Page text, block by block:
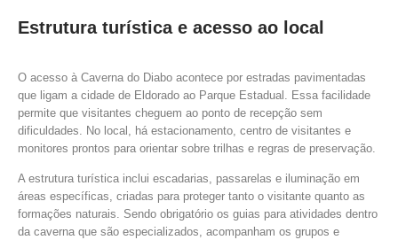
Estrutura turística e acesso ao local
O acesso à Caverna do Diabo acontece por estradas pavimentadas
que ligam a cidade de Eldorado ao Parque Estadual. Essa facilidade
permite que visitantes cheguem ao ponto de recepção sem
dificuldades. No local, há estacionamento, centro de visitantes e
monitores prontos para orientar sobre trilhas e regras de preservação.
A estrutura turística inclui escadarias, passarelas e iluminação em
áreas específicas, criadas para proteger tanto o visitante quanto as
formações naturais. Sendo obrigatório os guias para atividades dentro
da caverna que são especializados, acompanham os grupos e